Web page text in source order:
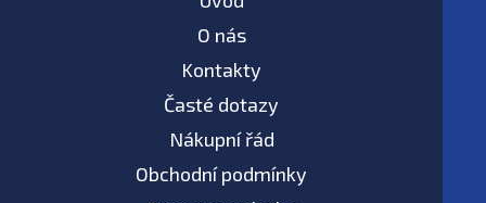
O nás
Kontakty
Časté dotazy
Nákupní řád
Obchodní podmínky